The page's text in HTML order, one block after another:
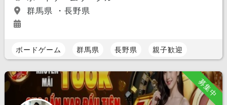
群馬県 ・長野県
ボードゲーム 群馬県 長野県 親子歓迎
募集中